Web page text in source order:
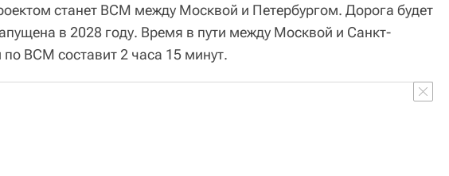
станет ВСМ между Москвой и Петербургом. Дорога будет
в 2028 году. Время в пути между Москвой и Санкт-
по ВСМ составит 2 часа 15 минут.